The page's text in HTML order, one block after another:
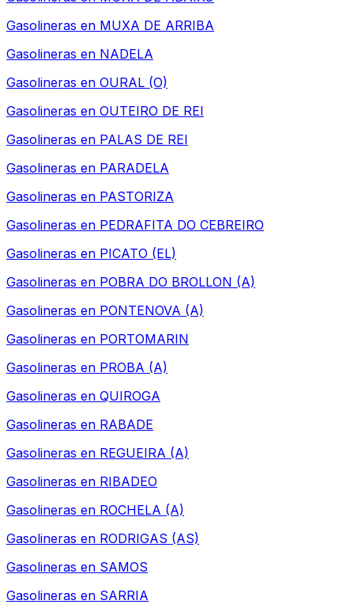
Gasolineras en MUXA DE ARRIBA
Gasolineras en NADELA
Gasolineras en OURAL (O)
Gasolineras en OUTEIRO DE REI
Gasolineras en PALAS DE REI
Gasolineras en PARADELA
Gasolineras en PASTORIZA
Gasolineras en PEDRAFITA DO CEBREIRO
Gasolineras en PICATO (EL)
Gasolineras en POBRA DO BROLLON (A)
Gasolineras en PONTENOVA (A)
Gasolineras en PORTOMARIN
Gasolineras en PROBA (A)
Gasolineras en QUIROGA
Gasolineras en RABADE
Gasolineras en REGUEIRA (A)
Gasolineras en RIBADEO
Gasolineras en ROCHELA (A)
Gasolineras en RODRIGAS (AS)
Gasolineras en SAMOS
Gasolineras en SARRIA